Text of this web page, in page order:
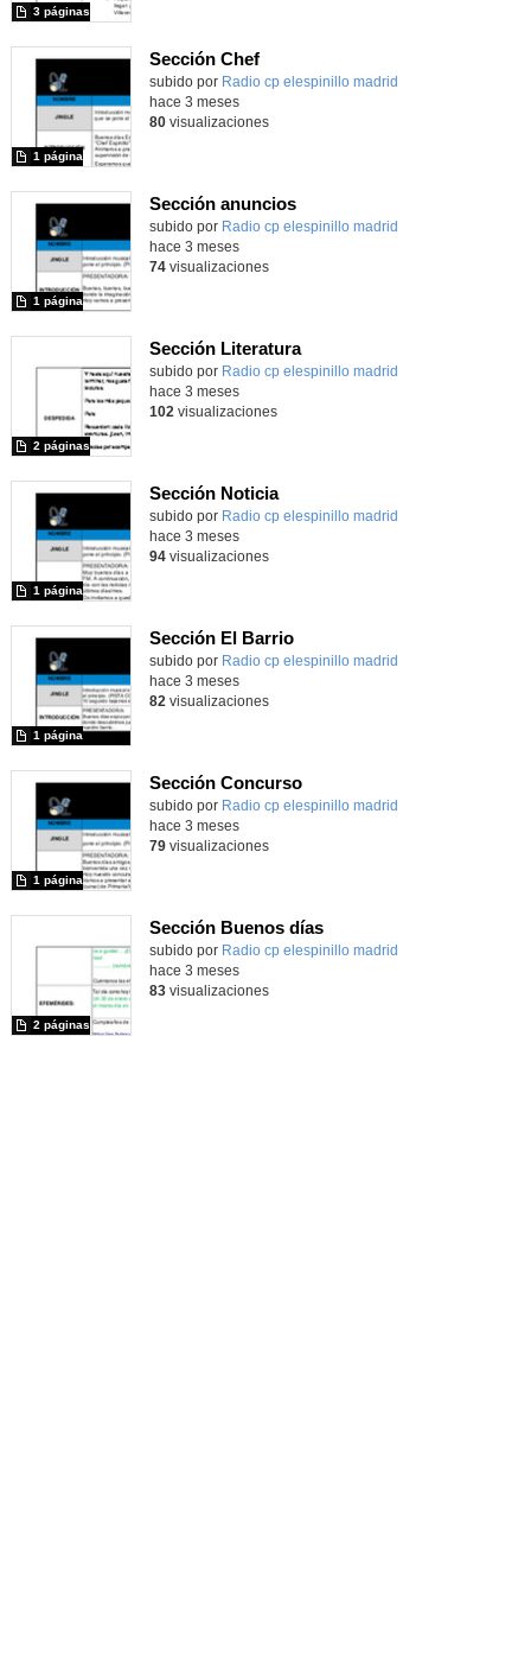
3 páginas
Sección Chef
Contenido educativo.
subido por Radio cp elespinillo madrid
1 página
hace 3 meses
80visualizaciones
Sección anuncios
Contenido educativo.
subido por Radio cp elespinillo madrid
1 página
hace 3 meses
74visualizaciones
Sección Literatura
Contenido educativo.
subido por Radio cp elespinillo madrid
2 páginas
hace 3 meses
102 visualizaciones
Sección Noticia
Contenido educativo.
subido por Radio cp elespinillo madrid
1 página
hace 3 meses
94visualizaciones
Sección El Barrio
Contenido educativo.
subido por Radio cp elespinillo madrid
1 página
hace 3 meses
82 visualizaciones
Sección Concurso
Contenido educativo.
subido por Radio cp elespinillo madrid
1 página
hace 3 meses
79visualizaciones
Sección Buenos días
Contenido educativo.
subido por Radio cp elespinillo madrid
2 páginas
hace 3 meses
83visualizaciones